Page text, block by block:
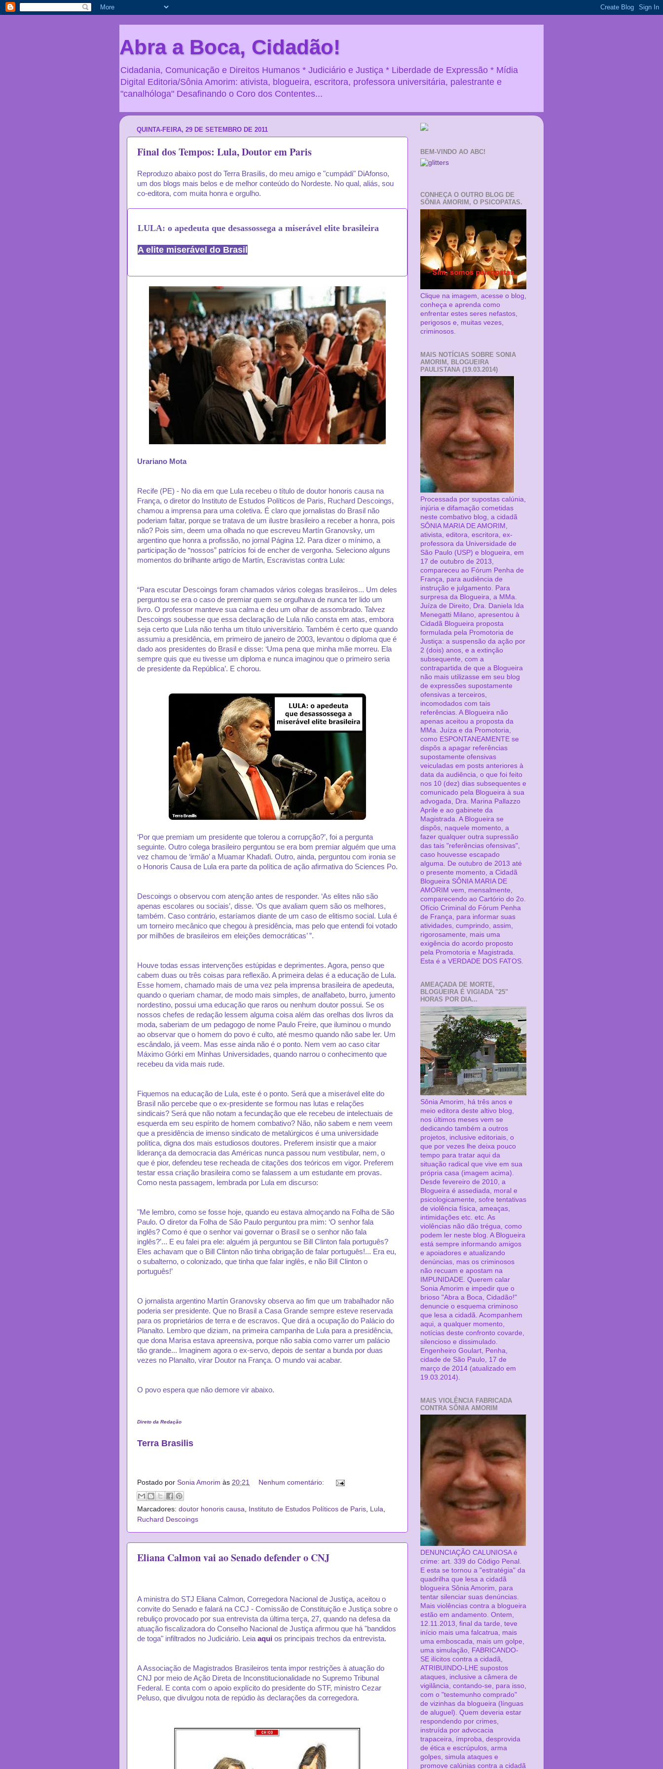
Abra a Boca, Cidadão!
Cidadania, Comunicação e Direitos Humanos * Judiciário e Justiça * Liberdade de Expressão * Mídia
Digital Editoria/Sônia Amorim: ativista, blogueira, escritora, professora universitária, palestrante e
"canalhóloga" Desafinando o Coro dos Contentes...
QUINTA-FEIRA, 29 DE SETEMBRO DE 2011
Final dos Tempos: Lula, Doutor em Paris
Reproduzo abaixo post do Terra Brasilis, do meu amigo e "cumpádi" DiAfonso,
um dos blogs mais belos e de melhor conteúdo do Nordeste. No qual, aliás, sou
co-editora, com muita honra e orgulho.
LULA: o apedeuta que desassossega a miserável elite brasileira
A elite miserável do Brasil
Urariano Mota
Recife (PE) - No dia em que Lula recebeu o título de doutor honoris causa na
França, o diretor do Instituto de Estudos Políticos de Paris, Ruchard Descoings,
chamou a imprensa para uma coletiva. É claro que jornalistas do Brasil não
poderiam faltar, porque se tratava de um ilustre brasileiro a receber a honra, pois
não? Pois sim, deem uma olhada no que escreveu Martín Granovsky, um
argentino que honra a profissão, no jornal Página 12. Para dizer o mínimo, a
participação de “nossos” patrícios foi de encher de vergonha. Seleciono alguns
momentos do brilhante artigo de Martín, Escravistas contra Lula:
“Para escutar Descoings foram chamados vários colegas brasileiros... Um deles
perguntou se era o caso de premiar quem se orgulhava de nunca ter lido um
livro. O professor manteve sua calma e deu um olhar de assombrado. Talvez
Descoings soubesse que essa declaração de Lula não consta em atas, embora
seja certo que Lula não tenha um título universitário. Também é certo que quando
assumiu a presidência, em primeiro de janeiro de 2003, levantou o diploma que é
dado aos presidentes do Brasil e disse: ‘Uma pena que minha mãe morreu. Ela
sempre quis que eu tivesse um diploma e nunca imaginou que o primeiro seria
de presidente da República’. E chorou.
‘Por que premiam um presidente que tolerou a corrupção?’, foi a pergunta
seguinte. Outro colega brasileiro perguntou se era bom premiar alguém que uma
vez chamou de ‘irmão’ a Muamar Khadafi. Outro, ainda, perguntou com ironia se
o Honoris Causa de Lula era parte da política de ação afirmativa do Sciences Po.
Descoings o observou com atenção antes de responder. ‘As elites não são
apenas escolares ou sociais’, disse. ‘Os que avaliam quem são os melhores,
também. Caso contrário, estaríamos diante de um caso de elitismo social. Lula é
um torneiro mecânico que chegou à presidência, mas pelo que entendi foi votado
por milhões de brasileiros em eleições democráticas’ ”.
Houve todas essas intervenções estúpidas e deprimentes. Agora, penso que
cabem duas ou três coisas para reflexão. A primeira delas é a educação de Lula.
Esse homem, chamado mais de uma vez pela imprensa brasileira de apedeuta,
quando o queriam chamar, de modo mais simples, de analfabeto, burro, jumento
nordestino, possui uma educação que raros ou nenhum doutor possui. Se os
nossos chefes de redação lessem alguma coisa além das orelhas dos livros da
moda, saberiam de um pedagogo de nome Paulo Freire, que iluminou o mundo
ao observar que o homem do povo é culto, até mesmo quando não sabe ler. Um
escândalo, já veem. Mas esse ainda não é o ponto. Nem vem ao caso citar
Máximo Górki em Minhas Universidades, quando narrou o conhecimento que
recebeu da vida mais rude.
Fiquemos na educação de Lula, este é o ponto. Será que a miserável elite do
Brasil não percebe que o ex-presidente se formou nas lutas e relações
sindicais? Será que não notam a fecundação que ele recebeu de intelectuais de
esquerda em seu espírito de homem combativo? Não, não sabem e nem veem
que a presidência de imenso sindicato de metalúrgicos é uma universidade
política, digna dos mais estudiosos doutores. Preferem insistir que a maior
liderança da democracia das Américas nunca passou num vestibular, nem, o
que é pior, defendeu tese recheada de citações dos teóricos em vigor. Preferem
testar essa criação brasileira como se falassem a um estudante em provas.
Como nesta passagem, lembrada por Lula em discurso:
"Me lembro, como se fosse hoje, quando eu estava almoçando na Folha de São
Paulo. O diretor da Folha de São Paulo perguntou pra mim: ‘O senhor fala
inglês? Como é que o senhor vai governar o Brasil se o senhor não fala
inglês?’... E eu falei pra ele: alguém já perguntou se Bill Clinton fala português?
Eles achavam que o Bill Clinton não tinha obrigação de falar português!... Era eu,
o subalterno, o colonizado, que tinha que falar inglês, e não Bill Clinton o
português!’
O jornalista argentino Martín Granovsky observa ao fim que um trabalhador não
poderia ser presidente. Que no Brasil a Casa Grande sempre esteve reservada
para os proprietários de terra e de escravos. Que dirá a ocupação do Palácio do
Planalto. Lembro que diziam, na primeira campanha de Lula para a presidência,
que dona Marisa estava apreensiva, porque não sabia como varrer um palácio
tão grande... Imaginem agora o ex-servo, depois de sentar a bunda por duas
vezes no Planalto, virar Doutor na França. O mundo vai acabar.
O povo espera que não demore vir abaixo.
Direto da Redação
Terra Brasilis
Postado por Sonia Amorim às 20:21 Nenhum comentário:
Marcadores: doutor honoris causa, Instituto de Estudos Políticos de Paris, Lula,
Ruchard Descoings
Eliana Calmon vai ao Senado defender o CNJ
A ministra do STJ Eliana Calmon, Corregedora Nacional de Justiça, aceitou o
convite do Senado e falará na CCJ - Comissão de Constituição e Justiça sobre o
rebuliço provocado por sua entrevista da última terça, 27, quando na defesa da
atuação fiscalizadora do Conselho Nacional de Justiça afirmou que há "bandidos
de toga" infiltrados no Judiciário. Leia aqui os principais trechos da entrevista.
A Associação de Magistrados Brasileiros tenta impor restrições à atuação do
CNJ por meio de Ação Direta de Inconstitucionalidade no Supremo Tribunal
Federal. E conta com o apoio explícito do presidente do STF, ministro Cezar
Peluso, que divulgou nota de repúdio às declarações da corregedora.
BEM-VINDO AO ABC!
CONHEÇA O OUTRO BLOG DE
SÔNIA AMORIM, O PSICOPATAS.
Clique na imagem, acesse o blog,
conheça e aprenda como
enfrentar estes seres nefastos,
perigosos e, muitas vezes,
criminosos.
MAIS NOTÍCIAS SOBRE SONIA
AMORIM, BLOGUEIRA
PAULISTANA (19.03.2014)
Processada por supostas calúnia,
injúria e difamação cometidas
neste combativo blog, a cidadã
SÔNIA MARIA DE AMORIM,
ativista, editora, escritora, ex-
professora da Universidade de
São Paulo (USP) e blogueira, em
17 de outubro de 2013,
compareceu ao Fórum Penha de
França, para audiência de
instrução e julgamento. Para
surpresa da Blogueira, a MMa.
Juíza de Direito, Dra. Daniela Ida
Menegatti Milano, apresentou à
Cidadã Blogueira proposta
formulada pela Promotoria de
Justiça: a suspensão da ação por
2 (dois) anos, e a extinção
subsequente, com a
contrapartida de que a Blogueira
não mais utilizasse em seu blog
de expressões supostamente
ofensivas a terceiros,
incomodados com tais
referências. A Blogueira não
apenas aceitou a proposta da
MMa. Juíza e da Promotoria,
como ESPONTANEAMENTE se
dispôs a apagar referências
supostamente ofensivas
veiculadas em posts anteriores à
data da audiência, o que foi feito
nos 10 (dez) dias subsequentes e
comunicado pela Blogueira à sua
advogada, Dra. Marina Pallazzo
Aprile e ao gabinete da
Magistrada. A Blogueira se
dispôs, naquele momento, a
fazer qualquer outra supressão
das tais "referências ofensivas",
caso houvesse escapado
alguma. De outubro de 2013 até
o presente momento, a Cidadã
Blogueira SÔNIA MARIA DE
AMORIM vem, mensalmente,
comparecendo ao Cartório do 2o.
Ofício Criminal do Fórum Penha
de França, para informar suas
atividades, cumprindo, assim,
rigorosamente, mais uma
exigência do acordo proposto
pela Promotoria e Magistrada.
Esta é a VERDADE DOS FATOS.
AMEAÇADA DE MORTE,
BLOGUEIRA É VIGIADA "25"
HORAS POR DIA...
Sônia Amorim, há três anos e
meio editora deste altivo blog,
nos últimos meses vem se
dedicando também a outros
projetos, inclusive editoriais, o
que por vezes lhe deixa pouco
tempo para tratar aqui da
situação radical que vive em sua
própria casa (imagem acima).
Desde fevereiro de 2010, a
Blogueira é assediada, moral e
psicologicamente, sofre tentativas
de violência física, ameaças,
intimidações etc. etc. As
violências não dão trégua, como
podem ler neste blog. A Blogueira
está sempre informando amigos
e apoiadores e atualizando
denúncias, mas os criminosos
não recuam e apostam na
IMPUNIDADE. Querem calar
Sonia Amorim e impedir que o
brioso "Abra a Boca, Cidadão!"
denuncie o esquema criminoso
que lesa a cidadã. Acompanhem
aqui, a qualquer momento,
notícias deste confronto covarde,
silencioso e dissimulado.
Engenheiro Goulart, Penha,
cidade de São Paulo, 17 de
março de 2014 (atualizado em
19.03.2014).
MAIS VIOLÊNCIA FABRICADA
CONTRA SÔNIA AMORIM
DENUNCIAÇÃO CALUNIOSA é
crime: art. 339 do Código Penal.
E esta se tornou a "estratégia" da
quadrilha que lesa a cidadã
blogueira Sônia Amorim, para
tentar silenciar suas denúncias.
Mais violências contra a blogueira
estão em andamento. Ontem,
12.11.2013, final da tarde, teve
início mais uma falcatrua, mais
uma emboscada, mais um golpe,
uma simulação, FABRICANDO-
SE ilícitos contra a cidadã,
ATRIBUINDO-LHE supostos
ataques, inclusive a câmera de
vigilância, contando-se, para isso,
com o "testemunho comprado"
de vizinhas da blogueira (línguas
de aluguel). Quem deveria estar
respondendo por crimes,
instruída por advocacia
trapaceira, ímproba, desprovida
de ética e escrúpulos, arma
golpes, simula ataques e
promove calúnias contra a cidadã